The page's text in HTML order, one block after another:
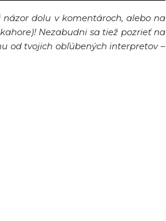
dolu v komentároch, alebo na
Nezabudni sa tiež pozrieť na
od tvojich obľúbených interpretov –